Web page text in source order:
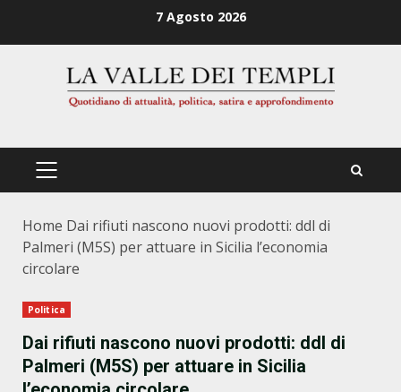
7 Agosto 2026
PRIMÄRES
Home Dai rifiuti nascono nuovi prodotti: ddl di
Palmeri (M5S) per attuare in Sicilia l’economia
circolare
Politica
Dai rifiuti nascono nuovi prodotti: ddl di
Palmeri (M5S) per attuare in Sicilia